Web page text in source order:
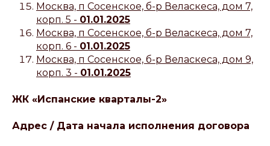
Москва, п Сосенское, б-р Веласкеса, дом 7,
корп. 5 - 01.01.2025
Москва, п Сосенское, б-р Веласкеса, дом 7,
корп. 6 - 01.01.2025
Москва, п Сосенское, б-р Веласкеса, дом 9,
корп. 3 - 01.01.2025
ЖК «Испанские кварталы-2»
Адрес / Дата начала исполнения договора